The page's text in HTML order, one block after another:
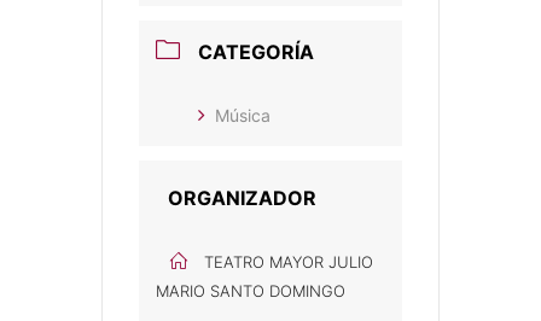
CATEGORÍA
Música
ORGANIZADOR
TEATRO MAYOR JULIO
MARIO SANTO DOMINGO